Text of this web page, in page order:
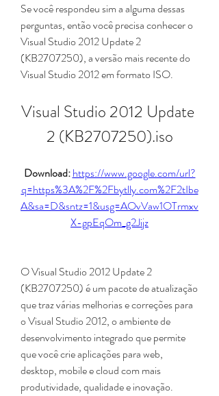
Se você respondeu sim a alguma dessas
perguntas, então você precisa conhecer o
Visual Studio 2012 Update 2
(KB2707250), a versão mais recente do
Visual Studio 2012 em formato ISO.
Visual Studio 2012 Update
2 (KB2707250).iso
Download: https://www.google.com/url?
q=https%3A%2F%2Fbytlly.com%2F2tIbe
A&sa=D&sntz=1&usg=AOvVaw1OTrmxv
X-gpEqOm_g2Jijz
O Visual Studio 2012 Update 2
(KB2707250) é um pacote de atualização
que traz várias melhorias e correções para
o Visual Studio 2012, o ambiente de
desenvolvimento integrado que permite
que você crie aplicações para web,
desktop, mobile e cloud com mais
produtividade, qualidade e inovação.